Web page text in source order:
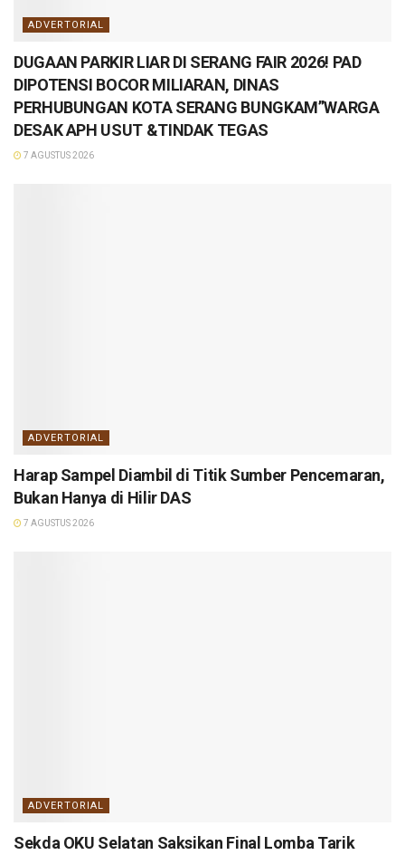
ADVERTORIAL
DUGAAN PARKIR LIAR DI SERANG FAIR 2026! PAD
DIPOTENSI BOCOR MILIARAN, DINAS
PERHUBUNGAN KOTA SERANG BUNGKAM”WARGA
DESAK APH USUT &TINDAK TEGAS
7 AGUSTUS 2026
ADVERTORIAL
Harap Sampel Diambil di Titik Sumber Pencemaran,
Bukan Hanya di Hilir DAS
7 AGUSTUS 2026
ADVERTORIAL
Sekda OKU Selatan Saksikan Final Lomba Tarik